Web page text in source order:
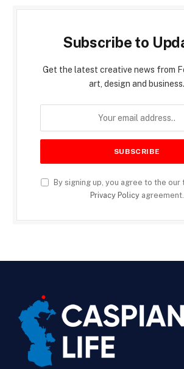
Subscribe to
Get the latest creative news from
art, design and business.
By signing up, you agree to the our
Privacy Policyagreement.